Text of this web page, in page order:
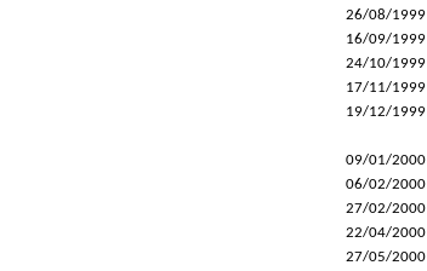
26/08/1999
16/09/1999
24/10/1999
17/11/1999
19/12/1999
09/01/2000
06/02/2000
27/02/2000
22/04/2000
27/05/2000